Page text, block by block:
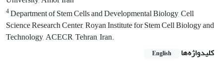
4Department of Stem Cells and Developmental Biology, Cell
Science Research Center, Royan Institute for Stem Cell Biology and
Technology, ACECR, Tehran, Iran.
کلیدواژه‌ها
English